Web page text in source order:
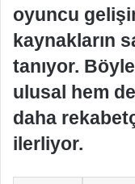
oyuncu
kaynakların
tanıyor.
ulusal hem
daha
ilerliyor.